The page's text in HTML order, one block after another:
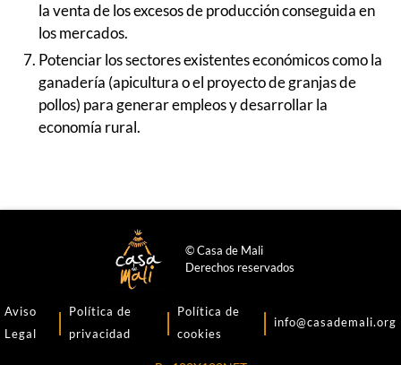
la venta de los excesos de producción conseguida en
los mercados.
Potenciar los sectores existentes económicos como la
ganadería (apicultura o el proyecto de granjas de
pollos) para generar empleos y desarrollar la
economía rural.
© Casa de Mali
Derechos reservados
Aviso
Legal
Política de
privacidad
Política de
cookies
info@casademali.org